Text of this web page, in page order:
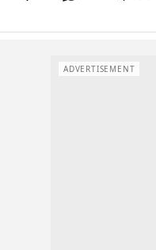
ADVERTISEMENT